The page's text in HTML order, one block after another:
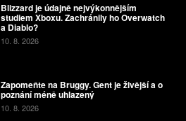
Blizzard je údajně nejvýkonnějším
studiem Xboxu. Zachránily ho Overwatch
a Diablo?
10. 8. 2026
Zapomeňte na Bruggy. Gent je živější a o
poznání méně uhlazený
10. 8. 2026